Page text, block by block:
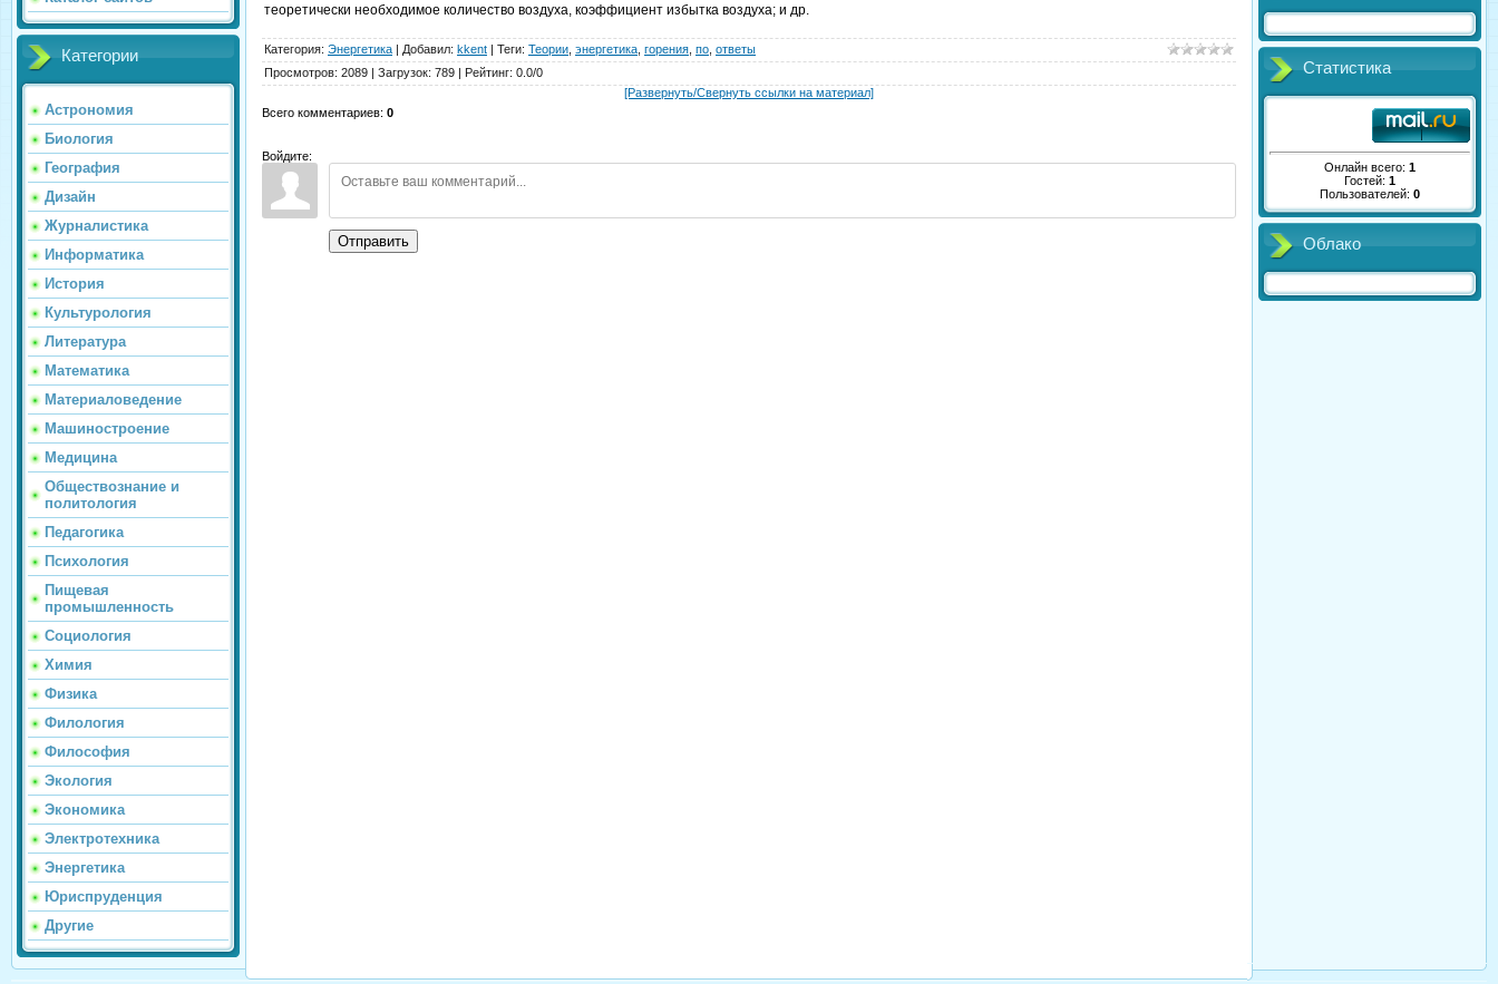
Категории
Астрономия
Биология
География
Дизайн
Журналистика
Информатика
История
Культурология
Литература
Математика
Материаловедение
Машиностроение
Медицина
Обществознание и
политология
Педагогика
Психология
Пищевая
промышленность
Социология
Химия
Физика
Филология
Философия
Экология
Экономика
Электротехника
Энергетика
Юриспруденция
Другие
теоретически необходимое количество воздуха, коэффициент избытка воздуха; и др.
Категория: Энергетика | Добавил: kkent | Теги: Теории энергетика горения по ответы
Просмотров: 2089 | Загрузок: 789 | Рейтинг: 0.0/0
[Развернуть/Свернуть ссылки на материал]
Всего комментариев: 0
Войдите:
Отправить
Статистика
Онлайн всего: 1
Гостей: 1
Пользователей: 0
Облако